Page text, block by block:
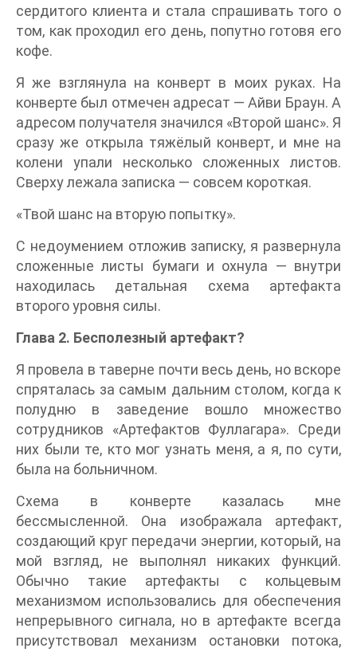
сердитого клиента и стала спрашивать того о
том, как проходил его день, попутно готовя его
кофе.
Я же взглянула на конверт в моих руках. На
конверте был отмечен адресат — Айви Браун. А
адресом получателя значился «Второй шанс». Я
сразу же открыла тяжёлый конверт, и мне на
колени упали несколько сложенных листов.
Сверху лежала записка — совсем короткая.
«Твой шанс на вторую попытку».
С недоумением отложив записку, я развернула
сложенные листы бумаги и охнула — внутри
находилась детальная схема артефакта
второго уровня силы.
Глава 2. Бесполезный артефакт?
Я провела в таверне почти весь день, но вскоре
спряталась за самым дальним столом, когда к
полудню в заведение вошло множество
сотрудников «Артефактов Фуллагара». Среди
них были те, кто мог узнать меня, а я, по сути,
была на больничном.
Схема в конверте казалась мне
бессмысленной. Она изображала артефакт,
создающий круг передачи энергии, который, на
мой взгляд, не выполнял никаких функций.
Обычно такие артефакты с кольцевым
механизмом использовались для обеспечения
непрерывного сигнала, но в артефакте всегда
присутствовал механизм остановки потока,